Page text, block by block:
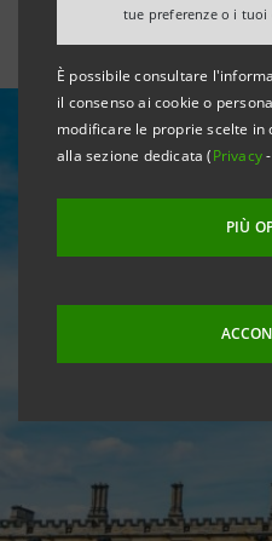
tue preferenze o i
È possibile consultare
il consenso ai cookie o
modificare le proprie scelte in
alla sezione dedicata (Privacy-
PIÙ